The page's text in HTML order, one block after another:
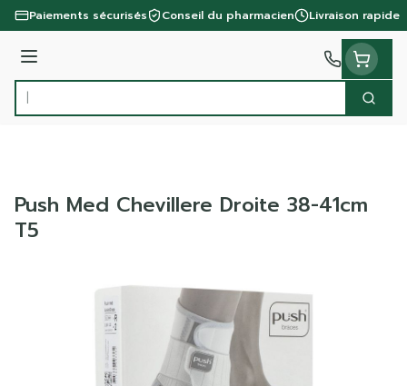
Aller au contenu
Paiements sécurisés Conseil du pharmacien Livraison rapide
Menu
Rechercher
Push Med Chevillere Droite 38-41cm
T5